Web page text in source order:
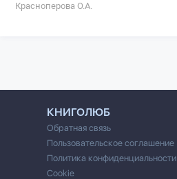
Красноперова О.А.
КНИГОЛЮБ
Обратная связь
Пользовательское соглашение
Политика конфиденциальности
Cookie